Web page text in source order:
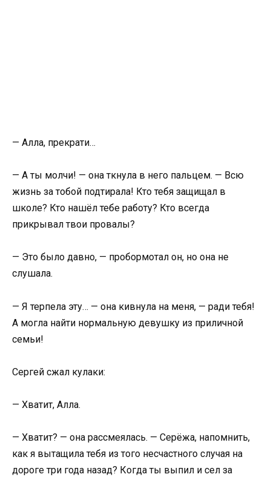
— Алла, прекрати…
— А ты молчи! — она ткнула в него пальцем. — Всю
жизнь за тобой подтирала! Кто тебя защищал в
школе? Кто нашёл тебе работу? Кто всегда
прикрывал твои провалы?
— Это было давно, — пробормотал он, но она не
слушала.
— Я терпела эту… — она кивнула на меня, — ради тебя!
А могла найти нормальную девушку из приличной
семьи!
Сергей сжал кулаки:
— Хватит, Алла.
— Хватит? — она рассмеялась. — Серёжа, напомнить,
как я вытащила тебя из того несчастного случая на
дороге три года назад? Когда ты выпил и сел за